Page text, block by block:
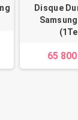
Disque
65